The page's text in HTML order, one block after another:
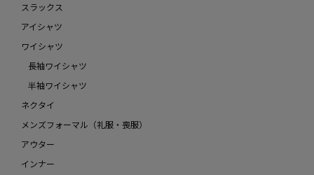
スラックス
アイシャツ
ワイシャツ
長袖ワイシャツ
半袖ワイシャツ
ネクタイ
メンズフォーマル（礼服・喪服）
アウター
インナー